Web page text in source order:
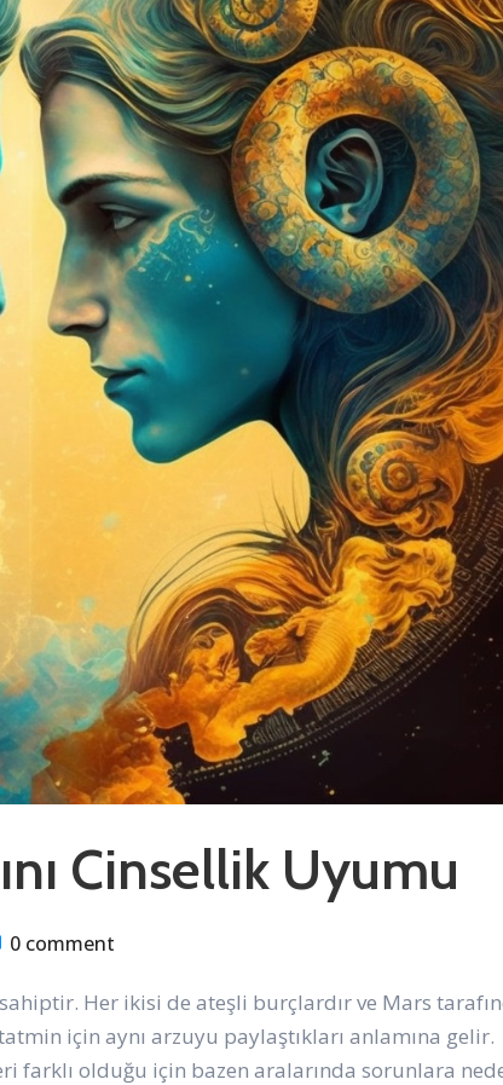
Cinsellik Uyumu
0 comment
Her ikisi de ateşli burçlardır ve Mars
için aynı arzuyu paylaştıkları anlamına gelir.
olduğu için bazen aralarında sorunlara